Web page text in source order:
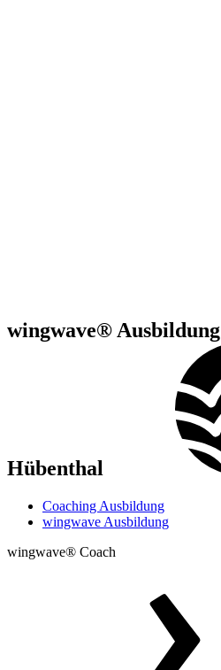
wingwave® Ausbildung
Hübenthal
Coaching Ausbildung
wingwave Ausbildung
wingwave® Coach